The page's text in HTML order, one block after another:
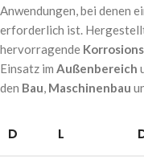
Anwendungen, bei denen
erforderlich ist.
hervorragende
Einsatz im Außenbereich
den Bau, Maschinenbau
D L